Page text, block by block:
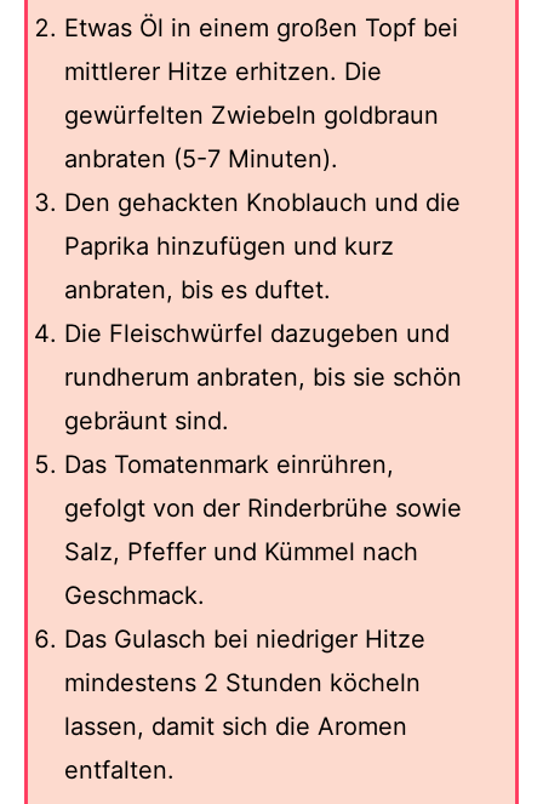
Etwas Öl in einem großen Topf bei
mittlerer Hitze erhitzen. Die
gewürfelten Zwiebeln goldbraun
anbraten (5-7 Minuten).
Den gehackten Knoblauch und die
Paprika hinzufügen und kurz
anbraten, bis es duftet.
Die Fleischwürfel dazugeben und
rundherum anbraten, bis sie schön
gebräunt sind.
Das Tomatenmark einrühren,
gefolgt von der Rinderbrühe sowie
Salz, Pfeffer und Kümmel nach
Geschmack.
Das Gulasch bei niedriger Hitze
mindestens 2 Stunden köcheln
lassen, damit sich die Aromen
entfalten.